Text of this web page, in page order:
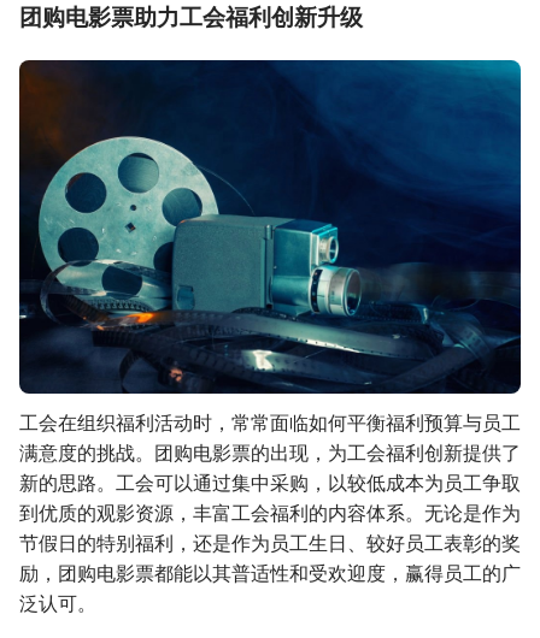
团购电影票助力工会福利创新升级
工会在组织福利活动时，常常面临如何平衡福利预算与员工
满意度的挑战。团购电影票的出现，为工会福利创新提供了
新的思路。工会可以通过集中采购，以较低成本为员工争取
到优质的观影资源，丰富工会福利的内容体系。无论是作为
节假日的特别福利，还是作为员工生日、较好员工表彰的奖
励，团购电影票都能以其普适性和受欢迎度，赢得员工的广
泛认可。